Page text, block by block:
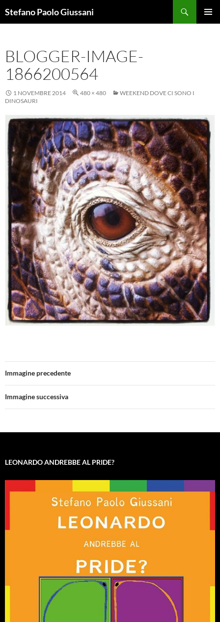
alStefano Paolo Giussani
BLOGGER-IMAGE-
1866200564
1 NOVEMBRE 2014 480 × 480
WEEKEND DOVE CI SONO I
DINOSAURI
Immagine precedente
Immagine successiva
LEONARDO ANDREBBE AL PRIDE?